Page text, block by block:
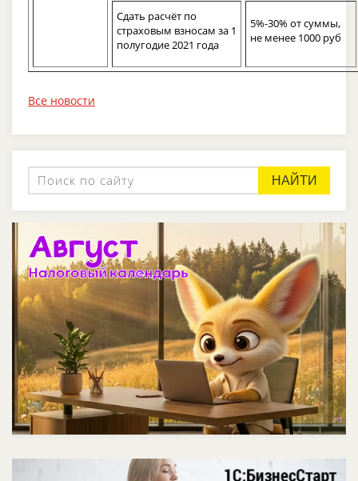
Сдать расчёт по
страховым взносам за 1
полугодие 2021 года
5%-30% от суммы,
не менее 1000 руб
Все новости
НАЙТИ